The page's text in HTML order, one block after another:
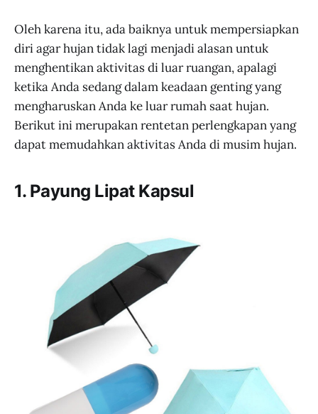
Oleh karena itu, ada baiknya untuk mempersiapkan
diri agar hujan tidak lagi menjadi alasan untuk
menghentikan aktivitas di luar ruangan, apalagi
ketika Anda sedang dalam keadaan genting yang
mengharuskan Anda ke luar rumah saat hujan.
Berikut ini merupakan rentetan perlengkapan yang
dapat memudahkan aktivitas Anda di musim hujan.
1. Payung Lipat Kapsul